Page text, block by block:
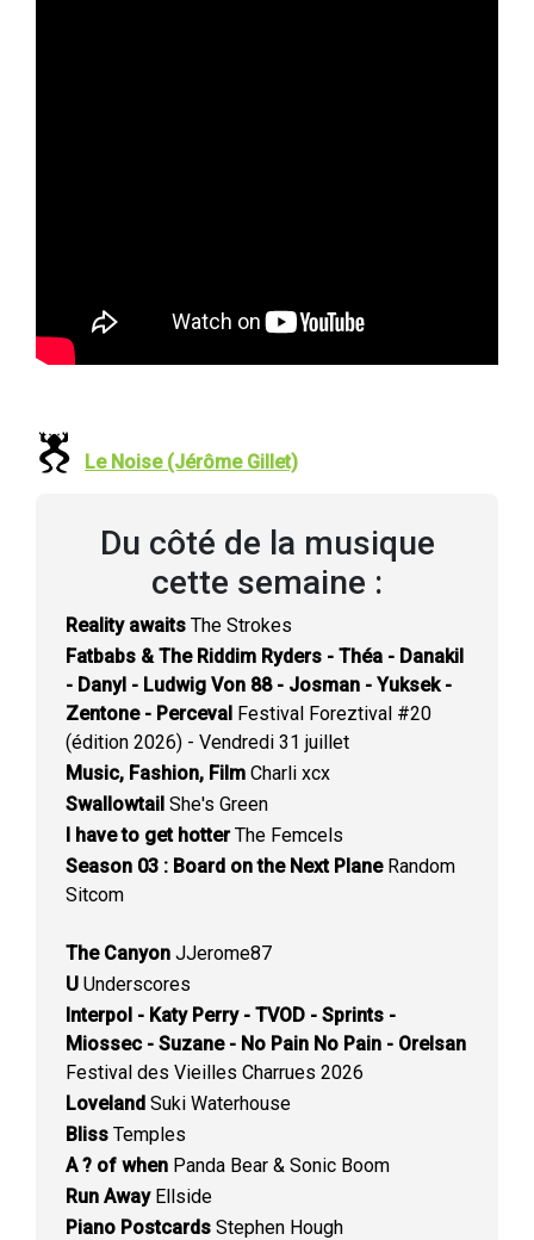
Le Noise (Jérôme Gillet)
Du côté de la musique
cette semaine :
Reality awaits The Strokes
Fatbabs & The Riddim Ryders - Théa - Danakil
- Danyl - Ludwig Von 88 - Josman - Yuksek -
Zentone - Perceval Festival Foreztival #20
(édition 2026) - Vendredi 31 juillet
Music, Fashion, Film Charli xcx
Swallowtail She's Green
I have to get hotterThe Femcels
Season 03 : Board on the Next PlaneRandom
Sitcom
The Canyon JJerome87
U Underscores
Interpol - Katy Perry - TVOD - Sprints -
Miossec - Suzane - No Pain No Pain - Orelsan
Festival des Vieilles Charrues 2026
Loveland Suki Waterhouse
Bliss Temples
A ? of when Panda Bear & Sonic Boom
Run AwayEllside
Piano Postcards Stephen Hough